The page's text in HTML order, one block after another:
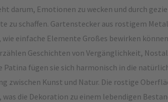
darum, Emotionen zu wecken und durch
zu schaffen. Gartenstecker aus rostigem
wie einfache Elemente Großes bewirken
Geschichten von Vergänglichkeit,
Patina fügen sie sich harmonisch in die
zwischen Kunst und Natur. Die rostige
was die Dekoration zu einem lebendigen